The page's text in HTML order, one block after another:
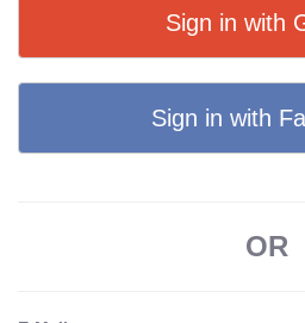
Sign in with
Sign in with
OR